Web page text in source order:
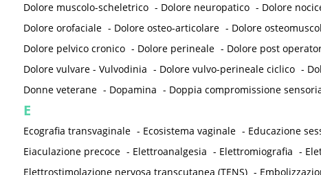
Dolore muscolo-scheletrico - Dolore neuropatico - Dolore
Dolore orofaciale - Dolore osteo-articolare - Dolore
Dolore pelvico cronico - Dolore perineale - Dolore post
Dolore vulvare - Vulvodinia - Dolore vulvo-perineale ciclico -
Donne veterane - Dopamina - Doppia compromissione
E
Ecografia transvaginale - Ecosistema vaginale - Educazione
Eiaculazione precoce - Elettroanalgesia - Elettromiografia -
Elettrostimolazione nervosa transcutanea (TENS) -